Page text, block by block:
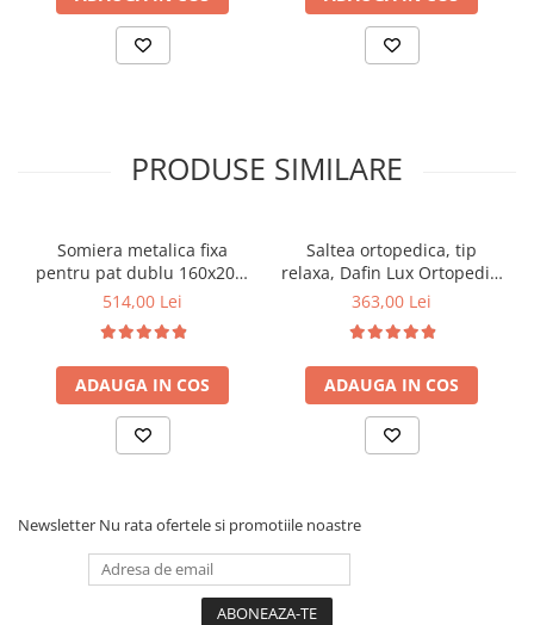
PRODUSE SIMILARE
Somiera metalica fixa
pentru pat dublu 160x200,
6 picioare, 32 lamele lemn
saltea ferm, negru
514,00 Lei
ADAUGA IN COS
Saltea ortopedica, tip
relaxa, Dafin Lux Ortopedic,
90x200x21cm, fermitate
tip Bonell, fata vara-iarna,
sistem de aerisire cu
butoni, Salt Confort
363,00 Lei
ADAUGA IN COS
Newsletter Nu rata ofertele si promotiile noastre